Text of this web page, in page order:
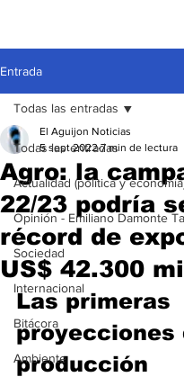
Entrada
Todas las entradas
Actualidad (política y
Opinión - Emiliano Damonte
Sociedad
Internacional
Bitácora
Ambiente
Todas las entradas
Agro: la
22/23 podría
récord de
US$ 42.300
El Aguijon Noticias
5 sept 2022 7 min de lectura
Las primeras
proyecciones
producción